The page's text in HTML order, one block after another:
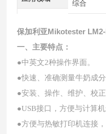
综合
保加利亚Mikotester
一、 主要特点：
●中英文2种操作界面。
●快速、准确测量牛奶成分
●安装、操作、维护、校正
●USB接口，方便与计算机
●方便与热敏打印机连接